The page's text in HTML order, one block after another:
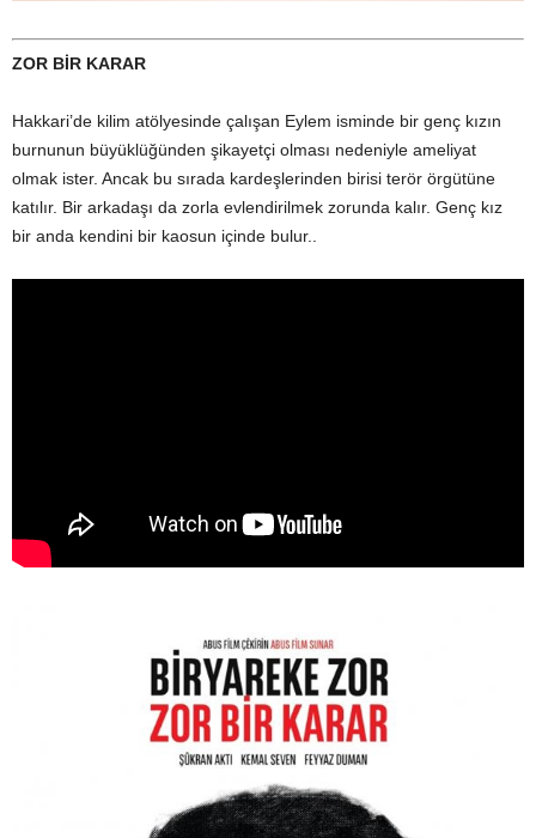
ZOR BİR KARAR
Hakkari’de kilim atölyesinde çalışan Eylem isminde bir genç kızın
burnunun büyüklüğünden şikayetçi olması nedeniyle ameliyat
olmak ister. Ancak bu sırada kardeşlerinden birisi terör örgütüne
katılır. Bir arkadaşı da zorla evlendirilmek zorunda kalır. Genç kız
bir anda kendini bir kaosun içinde bulur..